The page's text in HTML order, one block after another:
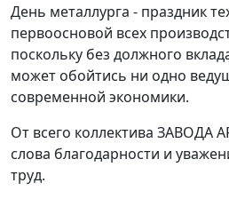
День металлурга - праздник
первоосновой всех
поскольку без должного
может обойтись ни одно
современной экономики.
От всего коллектива
слова благодарности и
труд.